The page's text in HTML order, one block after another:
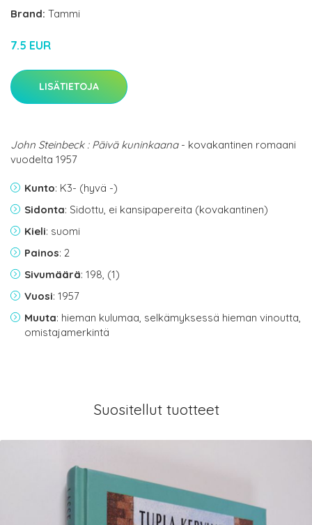
Brand: Tammi
7.5 EUR
LISÄTIETOJA
John Steinbeck : Päivä kuninkaana- kovakantinen romaani
vuodelta 1957
Kunto: K3- (hyvä -)
Sidonta: Sidottu, ei kansipapereita (kovakantinen)
Kieli: suomi
Painos: 2
Sivumäärä: 198, (1)
Vuosi: 1957
Muuta: hieman kulumaa, selkämyksessä hieman vinoutta,
omistajamerkintä
Suositellut tuotteet